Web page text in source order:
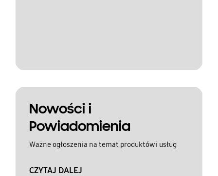
Nowości i
Powiadomienia
Ważne ogłoszenia na temat produktów i usług
CZYTAJ DALEJ